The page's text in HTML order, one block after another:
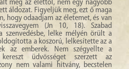
meg az élettől, nem egy nagyobb
áldozat. Figyeljük meg, ezt ő maga
hogy odaadjam az életemet, és van
(Jn 10, 18). Szabad
szenvedésbe, lelke mélyén örült a
a koszorú, lelkesítette az a
az emberek. Nem szégyellte a
üdvösséget szerzett az
nem valami hitvány, becstelen